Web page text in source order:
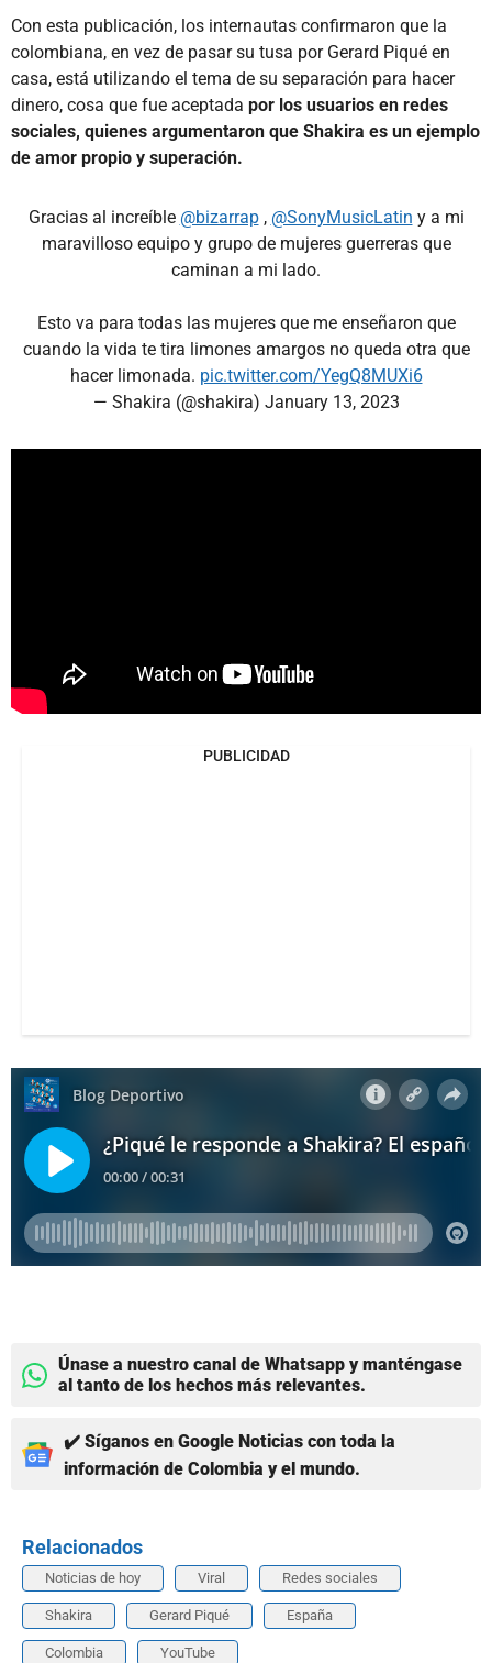
Con esta publicación, los internautas confirmaron que la
colombiana, en vez de pasar su tusa por Gerard Piqué en
casa, está utilizando el tema de su separación para hacer
dinero, cosa que fue aceptada por los usuarios en redes
sociales, quienes argumentaron que Shakira es un ejemplo
de amor propio y superación.
Gracias al increíble @bizarrap, @SonyMusicLatin y a mi
maravilloso equipo y grupo de mujeres guerreras que
caminan a mi lado.
Esto va para todas las mujeres que me enseñaron que
cuando la vida te tira limones amargos no queda otra que
hacer limonada. pic.twitter.com/YegQ8MUXi6
— Shakira (@shakira) January 13, 2023
PUBLICIDAD
Únase a nuestro canal de Whatsapp y manténgase
al tanto de los hechos más relevantes.
✔️ Síganos en Google Noticias con toda la
información de Colombia y el mundo.
Relacionados
Noticias de hoy Viral Redes sociales
Shakira Gerard Piqué España
Colombia YouTube